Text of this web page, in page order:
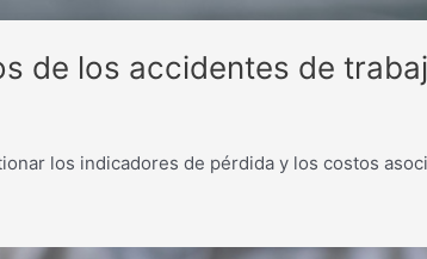
de los accidentes de
los indicadores de pérdida y los costos